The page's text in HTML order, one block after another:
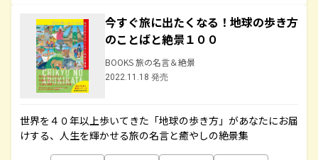
今すぐ旅に出たくなる！地球の歩き方
のことばと絶景１００
BOOKS 旅の名言＆絶景
2022.11.18 発売
世界を４０年以上歩いてきた「地球の歩き方」があなたにお届
けする、人生を輝かせる旅の名言と癒やしの絶景集